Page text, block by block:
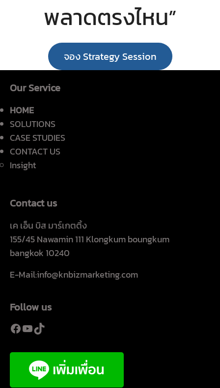
พลาดตรงไหน”
จอง Strategy Session
Our Service
HOME
SOLUTIONS
CASE STUDIES
CONTACT US
Insight
Contact us
เค เอ็น บิส มาร์เกตติ้ง
155/45 Nawamin 111 Klongkum boungkum
bangkok 10240
E-Mail:info@knbizmarketing.com
Follow us
Facebook
YouTube
TikTok